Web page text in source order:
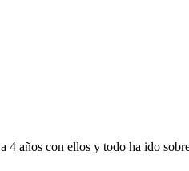
años con ellos y todo ha ido